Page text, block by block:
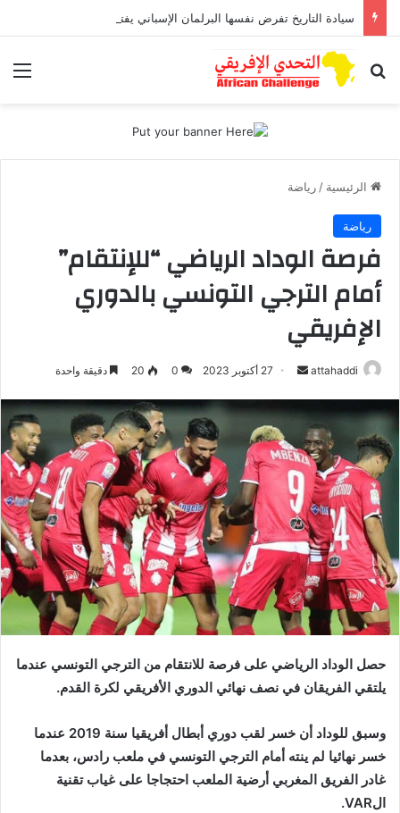
بحث عن
الرئيسية / رياضة
رياضة
فرصة الوداد الرياضي “للإنتقام”
أمام الترجي التونسي بالدوري
الإفريقي
attahaddi
أرسل
إلكترونيا
27 أكتوبر 2023 0
20 دقيقة واحدة
حصل الوداد الرياضي على فرصة للانتقام من الترجي التونسي عندما
يلتقي الفريقان في نصف نهائي الدوري الأفريقي لكرة القدم.
وسبق للوداد أن خسر لقب دوري أبطال أفريقيا سنة 2019 عندما
خسر نهائيا لم ينته أمام الترجي التونسي في ملعب رادس، بعدما
غادر الفريق المغربي أرضية الملعب احتجاجا على غياب تقنية
الVAR.